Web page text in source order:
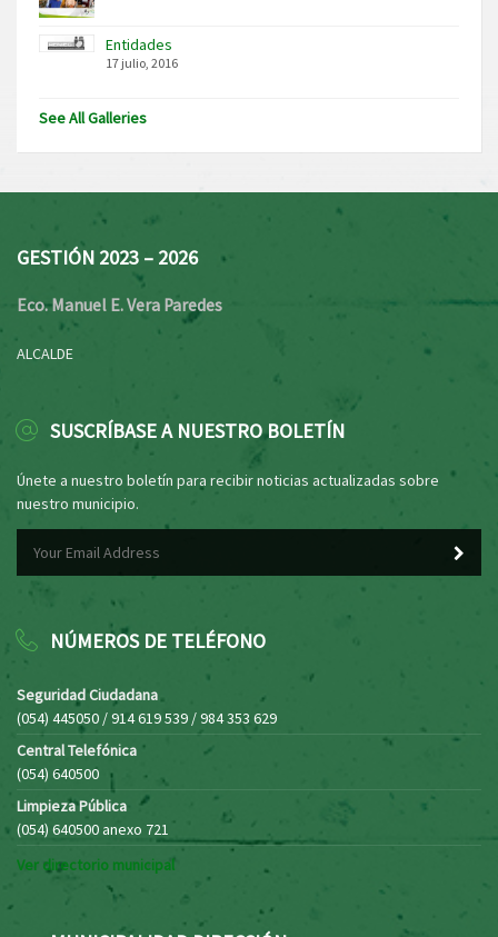
Entidades
17 julio, 2016
See All Galleries
GESTIÓN 2023 – 2026
Eco. Manuel E. Vera Paredes
ALCALDE
SUSCRÍBASE A NUESTRO BOLETÍN
Únete a nuestro boletín para recibir noticias actualizadas sobre
nuestro municipio.
NÚMEROS DE TELÉFONO
Seguridad Ciudadana
(054) 445050 / 914 619 539 / 984 353 629
Central Telefónica
(054) 640500
Limpieza Pública
(054) 640500 anexo 721
Ver directorio municipal